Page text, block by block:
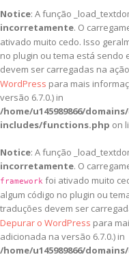
Notice: A função
incorretamente. O
ativado muito cedo. Isso
no plugin ou tema está sendo
devem ser carregadas na ação
WordPress para mais
versão 6.7.0.) in
/home/u145989866/
includes/functions.php on
Notice: A função
incorretamente. O
framework foi ativado muito
algum código no plugin ou
traduções devem ser
Depurar o WordPress para
adicionada na versão 6.7.0.) in
/home/u145989866/